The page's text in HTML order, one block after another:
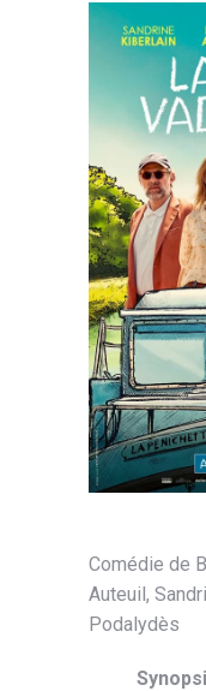
Comédie de
Auteuil,
Podalydès